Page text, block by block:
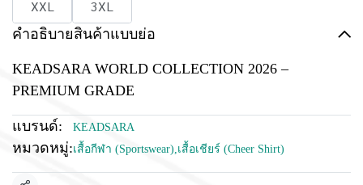
XXL
3XL
คำอธิบายสินค้าแบบย่อ
KEADSARA WORLD COLLECTION 2026 –
PREMIUM GRADE
แบรนด์: KEADSARA
หมวดหมู่:เสื้อกีฬา (Sportswear),เสื้อเชียร์ (Cheer Shirt)